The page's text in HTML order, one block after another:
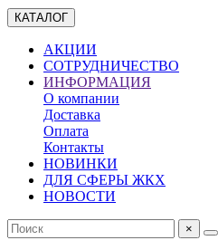
КАТАЛОГ
АКЦИИ
СОТРУДНИЧЕСТВО
ИНФОРМАЦИЯ
О компании
Доставка
Оплата
Контакты
НОВИНКИ
ДЛЯ СФЕРЫ ЖКХ
НОВОСТИ
×